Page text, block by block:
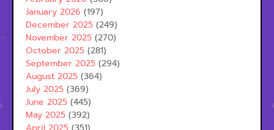
January 2026 (197)
December 2025 (249)
November 2025 (270)
October 2025 (281)
September 2025 (294)
August 2025 (364)
July 2025 (369)
June 2025 (445)
May 2025 (392)